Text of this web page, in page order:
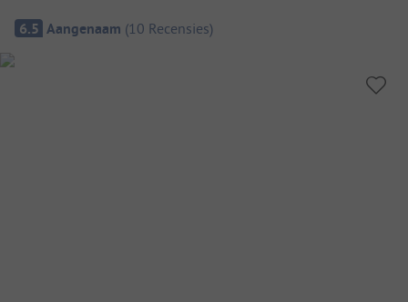
Camping overzicht
6.5 Aangenaam (10 Recensies)